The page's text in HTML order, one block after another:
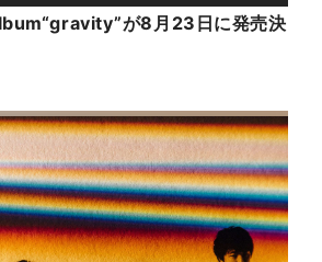
が8月23日に発売決